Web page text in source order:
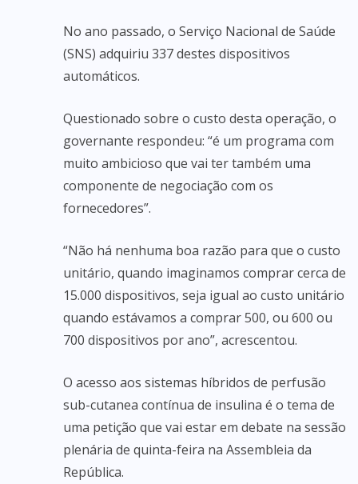
No ano passado, o Serviço Nacional de Saúde
(SNS) adquiriu 337 destes dispositivos
automáticos.
Questionado sobre o custo desta operação, o
governante respondeu: “é um programa com
muito ambicioso que vai ter também uma
componente de negociação com os
fornecedores”.
“Não há nenhuma boa razão para que o custo
unitário, quando imaginamos comprar cerca de
15.000 dispositivos, seja igual ao custo unitário
quando estávamos a comprar 500, ou 600 ou
700 dispositivos por ano”, acrescentou.
O acesso aos sistemas híbridos de perfusão
sub-cutanea contínua de insulina é o tema de
uma petição que vai estar em debate na sessão
plenária de quinta-feira na Assembleia da
República.